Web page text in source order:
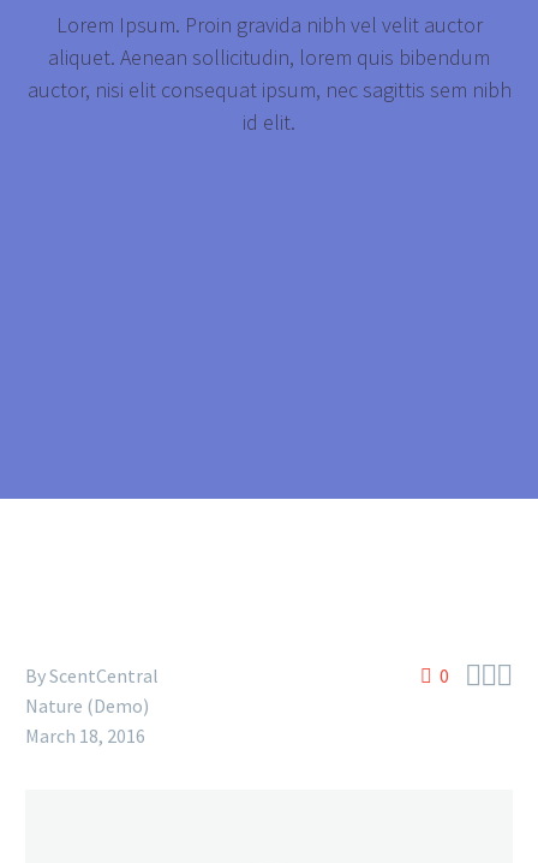
Lorem Ipsum. Proin gravida nibh vel velit auctor
aliquet. Aenean sollicitudin, lorem quis bibendum
auctor, nisi elit consequat ipsum, nec sagittis sem nibh
id elit.
0 
ByScentCentral
Nature (Demo)
March 18, 2016